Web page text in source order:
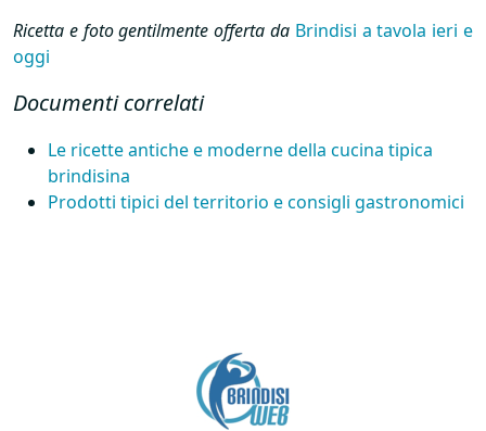
Ricetta e foto gentilmente offerta da Brindisi a tavola ieri e
oggi
Documenti correlati
Le ricette antiche e moderne della cucina tipica
brindisina
Prodotti tipici del territorio e consigli gastronomici